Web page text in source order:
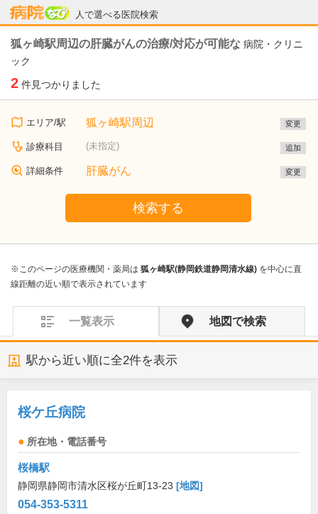
人で選べる医院検索
病院なび
狐ヶ崎駅周辺の肝臓がんの治療/対応が可能な 病院・クリニ
ック
2 件見つかりました
エリア/駅 狐ヶ崎駅周辺 変更
診療科目 (未指定) 追加
詳細条件 肝臓がん 変更
検索する
※このページの医療機関・薬局は 狐ヶ崎駅(静岡鉄道静岡清水線) を中心に直
線距離の近い順で表示されています
一覧表示 地図で検索
駅から近い順に全2件を表示
桜ケ丘病院
所在地・電話番号
桜橋駅
静岡県静岡市清水区桜が丘町13-23 [地図]
054-353-5311